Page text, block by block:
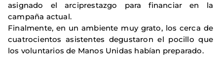
asignado el arciprestazgo para financiar en la
campaña actual.
Finalmente, en un ambiente muy grato, los cerca de
cuatrocientos asistentes degustaron el pocillo que
los voluntarios de Manos Unidas habían preparado.